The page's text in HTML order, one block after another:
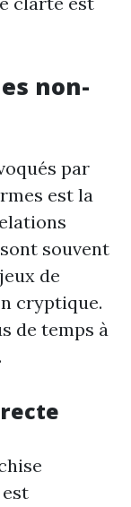
non-
par
est la
souvent
de
cryptique.
de temps à